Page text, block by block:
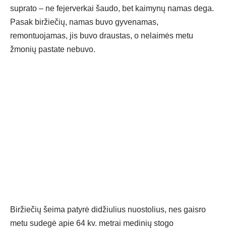
suprato – ne fejerverkai šaudo, bet kaimynų namas dega.
Pasak biržiečių, namas buvo gyvenamas,
remontuojamas, jis buvo draustas, o nelaimės metu
žmonių pastate nebuvo.
Biržiečių šeima patyrė didžiulius nuostolius, nes gaisro
metu sudegė apie 64 kv. metrai medinių stogo